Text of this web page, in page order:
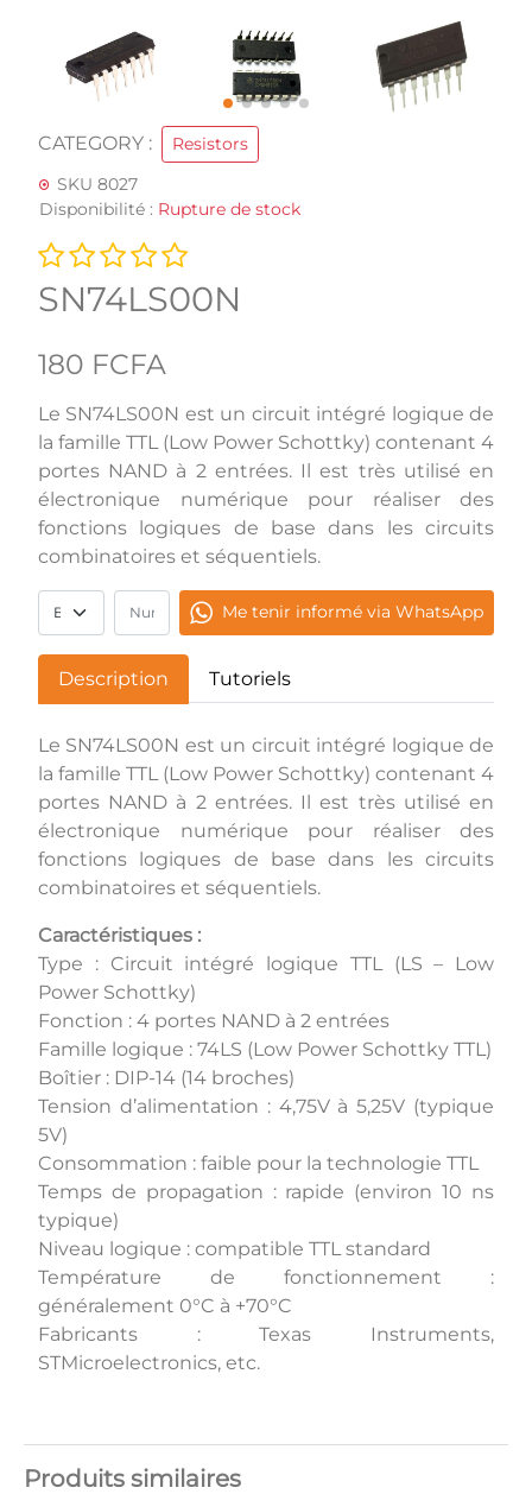
CATEGORY :
Resistors
SKU 8027
Disponibilité : Rupture de stock
SN74LS00N
180 FCFA
Le SN74LS00N est un circuit intégré logique de
la famille TTL (Low Power Schottky) contenant 4
portes NAND à 2 entrées. Il est très utilisé en
électronique numérique pour réaliser des
fonctions logiques de base dans les circuits
combinatoires et séquentiels.
Me tenir informé via WhatsApp
Description Tutoriels
Le SN74LS00N est un circuit intégré logique de
la famille TTL (Low Power Schottky) contenant 4
portes NAND à 2 entrées. Il est très utilisé en
électronique numérique pour réaliser des
fonctions logiques de base dans les circuits
combinatoires et séquentiels.
Caractéristiques :
Type : Circuit intégré logique TTL (LS – Low
Power Schottky)
Fonction : 4 portes NAND à 2 entrées
Famille logique : 74LS (Low Power Schottky TTL)
Boîtier : DIP-14 (14 broches)
Tension d’alimentation : 4,75V à 5,25V (typique
5V)
Consommation : faible pour la technologie TTL
Temps de propagation : rapide (environ 10 ns
typique)
Niveau logique : compatible TTL standard
Température de fonctionnement :
généralement 0°C à +70°C
Fabricants : Texas Instruments,
STMicroelectronics, etc.
Produits similaires